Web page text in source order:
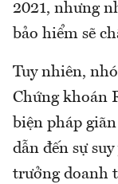
2021, nhưng
bảo hiểm sẽ
Tuy nhiên,
Chứng khoán
biện pháp
dẫn đến sự
trưởng doanh